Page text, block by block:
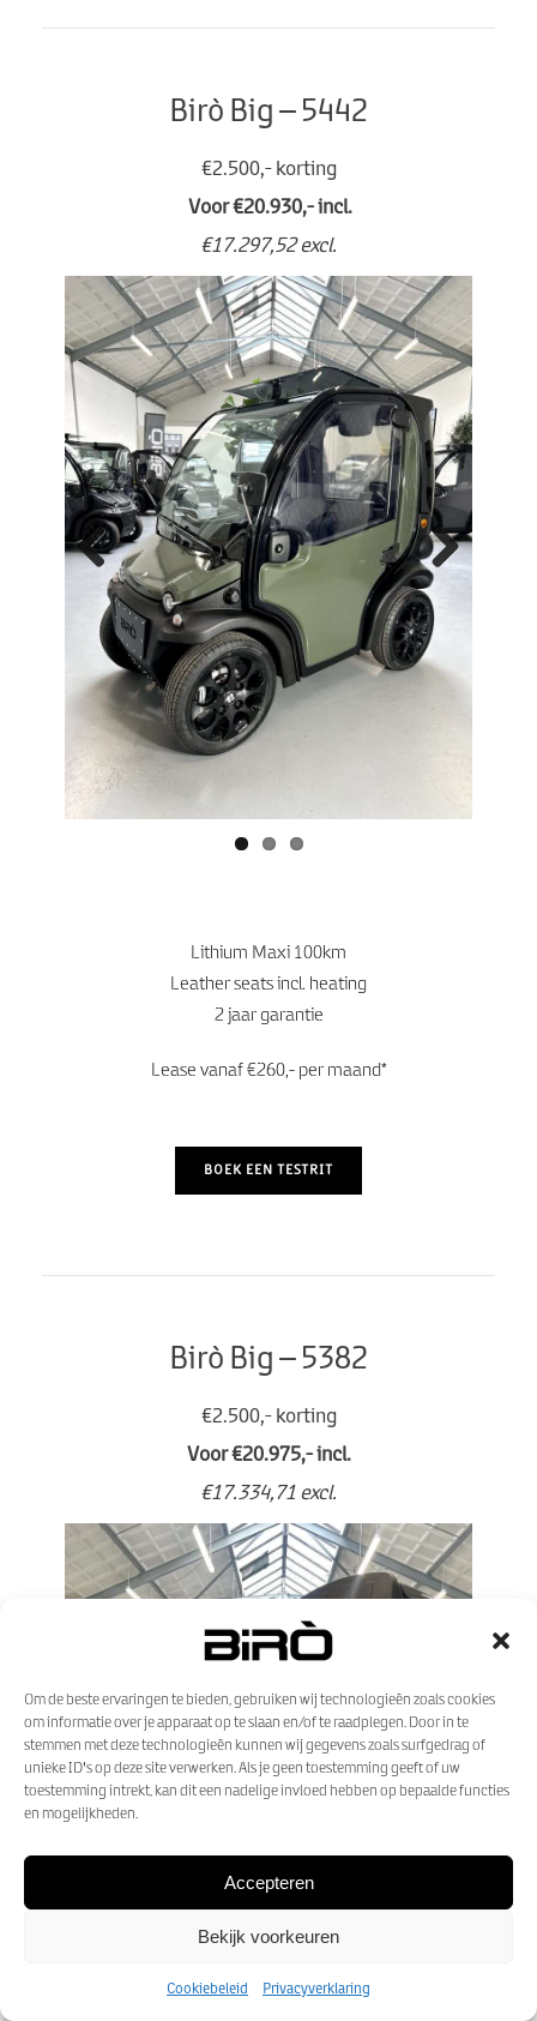
Om de beste ervaringen te bieden, gebruiken wij technologieën zoals cookies
om informatie over je apparaat op te slaan en/of te raadplegen. Door in te
stemmen met deze technologieën kunnen wij gegevens zoals surfgedrag of
unieke ID's op deze site verwerken. Als je geen toestemming geeft of uw
toestemming intrekt, kan dit een nadelige invloed hebben op bepaalde functies
en mogelijkheden.
Accepteren
Bekijk voorkeuren
Cookiebeleid Privacyverklaring
Birò Big – 5442
€2.500,- korting
Voor €20.930,- incl.
€17.297,52 excl.
Previo
Next
Lithium Maxi 100km
Leather seats incl. heating
2 jaar garantie
Lease vanaf €260,- per maand*
BOEK EEN TESTRIT
Birò Big – 5382
€2.500,- korting
Voor €20.975,- incl.
€17.334,71 excl.